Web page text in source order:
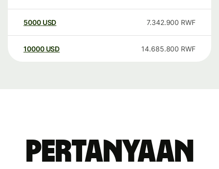
5000 USD 7.342.900 RWF
10000 USD 14.685.800 RWF
Pertanyaan